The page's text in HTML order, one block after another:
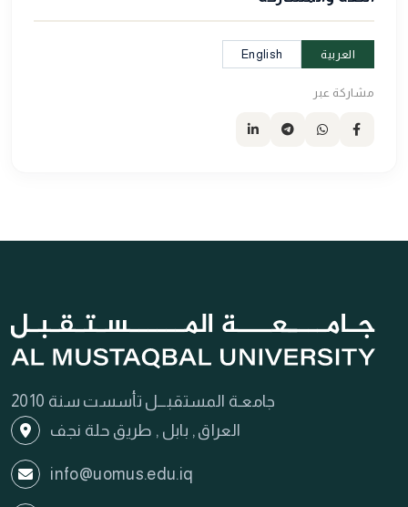
العربية English
مشاركة عبر
جامعـة المستقبـــل تأسست سنة 2010
العراق , بابل , طريق حلة نجف
info@uomus.edu.iq